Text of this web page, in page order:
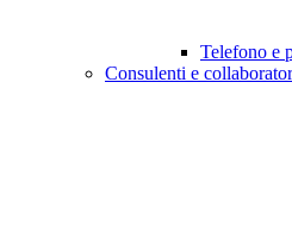
Telefono e
Consulenti e